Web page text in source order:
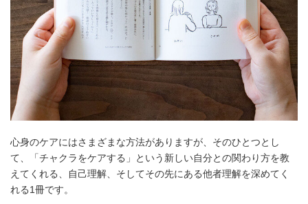
心身のケアにはさまざまな方法がありますが、そのひとつとし
て、「チャクラをケアする」という新しい自分との関わり方を教
えてくれる、自己理解、そしてその先にある他者理解を深めてく
れる1冊です。